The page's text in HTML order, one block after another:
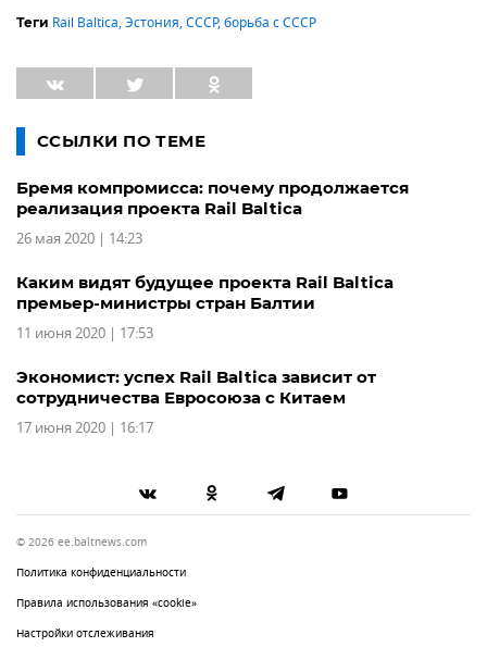
Теги Rail Baltica,Эстония,СССР,борьба с СССР
ССЫЛКИ ПО ТЕМЕ
Бремя компромисса: почему продолжается
реализация проекта Rail Baltica
26 мая 2020 | 14:23
Каким видят будущее проекта Rail Baltica
премьер-министры стран Балтии
11 июня 2020 | 17:53
Экономист: успех Rail Baltica зависит от
сотрудничества Евросоюза с Китаем
17 июня 2020 | 16:17
© 2026 ee.baltnews.com
Политика конфиденциальности
Правила использования «cookie»
Настройки отслеживания